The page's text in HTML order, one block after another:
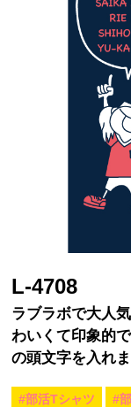
L-4708
ラブラボで大人
わいくて印象的
の頭文字を入れま
#部活Tシャツ #